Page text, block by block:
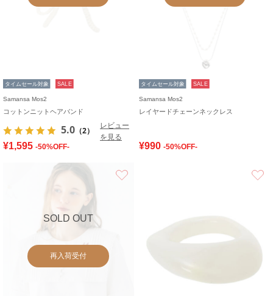
タイムセール対象 SALE
Samansa Mos2
コットンニットヘアバンド
5.0 （2）
レビュー
を見る
¥1,595 -50%OFF-
タイムセール対象 SALE
Samansa Mos2
レイヤードチェーンネックレス
¥990 -50%OFF-
SOLD OUT
再入荷受付